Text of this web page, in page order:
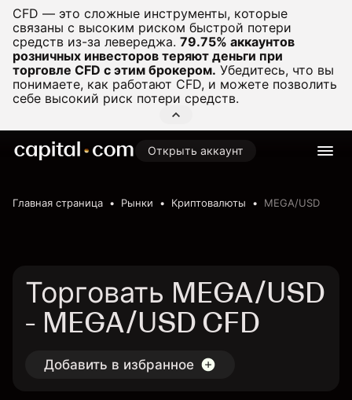
CFD — это сложные инструменты, которые
связаны с высоким риском быстрой потери
средств из-за левереджа. 79.75% аккаунтов
розничных инвесторов теряют деньги при
торговле CFD с этим брокером. Убедитесь, что вы
понимаете, как работают CFD, и можете позволить
себе высокий риск потери средств.
Открыть аккаунт
Главная страница Рынки Криптовалюты MEGA/USD
Торговать MEGA/USD
- MEGA/USD CFD
Добавить в избранное